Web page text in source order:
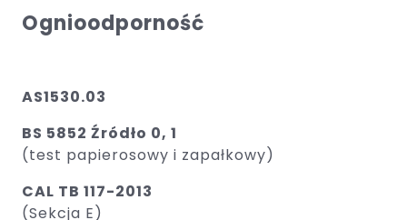
Ognioodporność
AS1530.03
BS 5852 Źródło 0, 1
(test papierosowy i zapałkowy) ​
CAL TB 117-2013
(Sekcja E)